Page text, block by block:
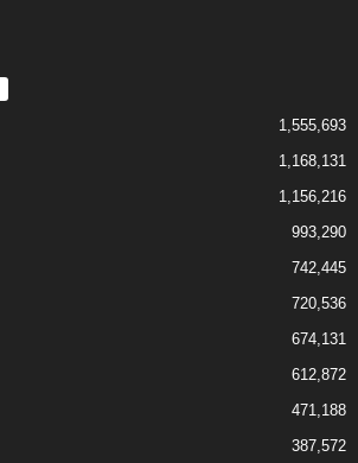
1,555,693
1,168,131
1,156,216
993,290
742,445
720,536
674,131
612,872
471,188
387,572